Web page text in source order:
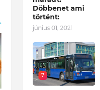
Döbbenet ami
történt:
június 01, 2021
7